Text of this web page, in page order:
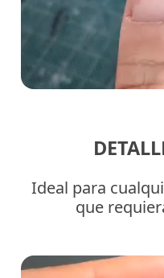
Ideal para
que